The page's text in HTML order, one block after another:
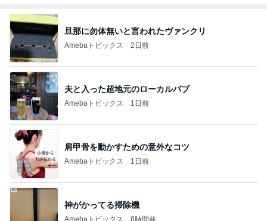
旦那に勿体無いと言われたヴァンクリ
Amebaトピックス 2日前
夫と入った超地元のローカルパブ
Amebaトピックス 1日前
肩甲骨を動かすための意外なコツ
Amebaトピックス 1日前
神がかってる掃除機
Amebaトピックス 8時間前